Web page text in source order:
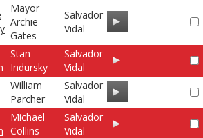
Mayor
Archie
Gates
Salvador
Vidal
Stan
Indursky
Salvador
Vidal
William
Parcher
Salvador
Vidal
Michael
Collins
Salvador
Vidal